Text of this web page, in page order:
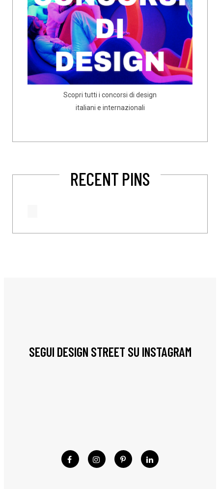
Scopri tutti i concorsi di design
italiani e internazionali
RECENT PINS
SEGUI DESIGN STREET SU INSTAGRAM